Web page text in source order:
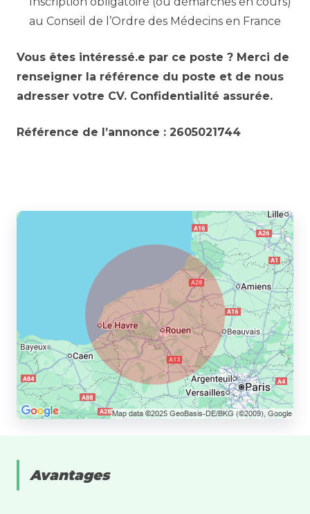
au Conseil de l’Ordre des Médecins en France
Vous êtes intéressé.e par ce poste ? Merci de
renseigner la référence du poste et de nous
adresser votre CV. Confidentialité assurée.
Référence de l’annonce : 2605021744
Avantages